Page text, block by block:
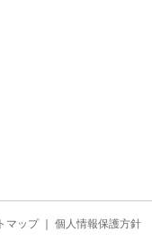
マップ｜ 個人情報保護方針